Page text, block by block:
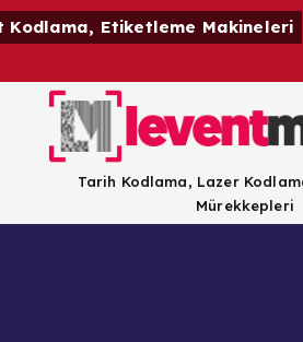
Etiketleme Makineleri
Tarih Kodlama, Lazer
Mürekkepleri